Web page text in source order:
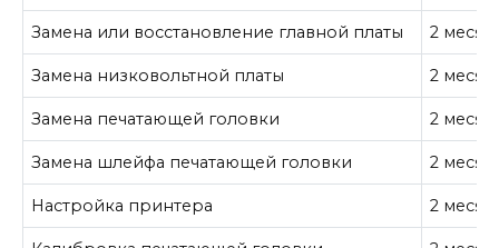
Замена или восстановление главной платы 2
Замена низковольтной платы 2
Замена печатающей головки 2
Замена шлейфа печатающей головки 2
Настройка принтера 2